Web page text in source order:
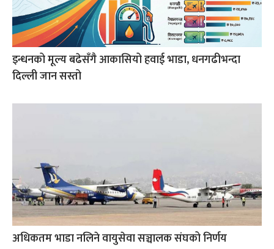
इन्धनको मूल्य बढेसँगै आकासियो हवाई भाडा, धनगढीभन्दा
दिल्ली जान सस्तो
अधिकतम भाडा नलिने वायुसेवा सञ्चालक संघको निर्णय